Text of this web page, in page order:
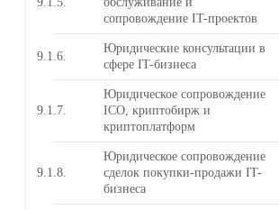
сопровождение IT-проектов
9.1.6.
Юридические консультации в
сфере IT-бизнеса
9.1.7.
Юридическое сопровождение
ICO, криптобирж и
криптоплатформ
9.1.8.
Юридическое сопровождение
сделок покупки-продажи IT-
бизнеса